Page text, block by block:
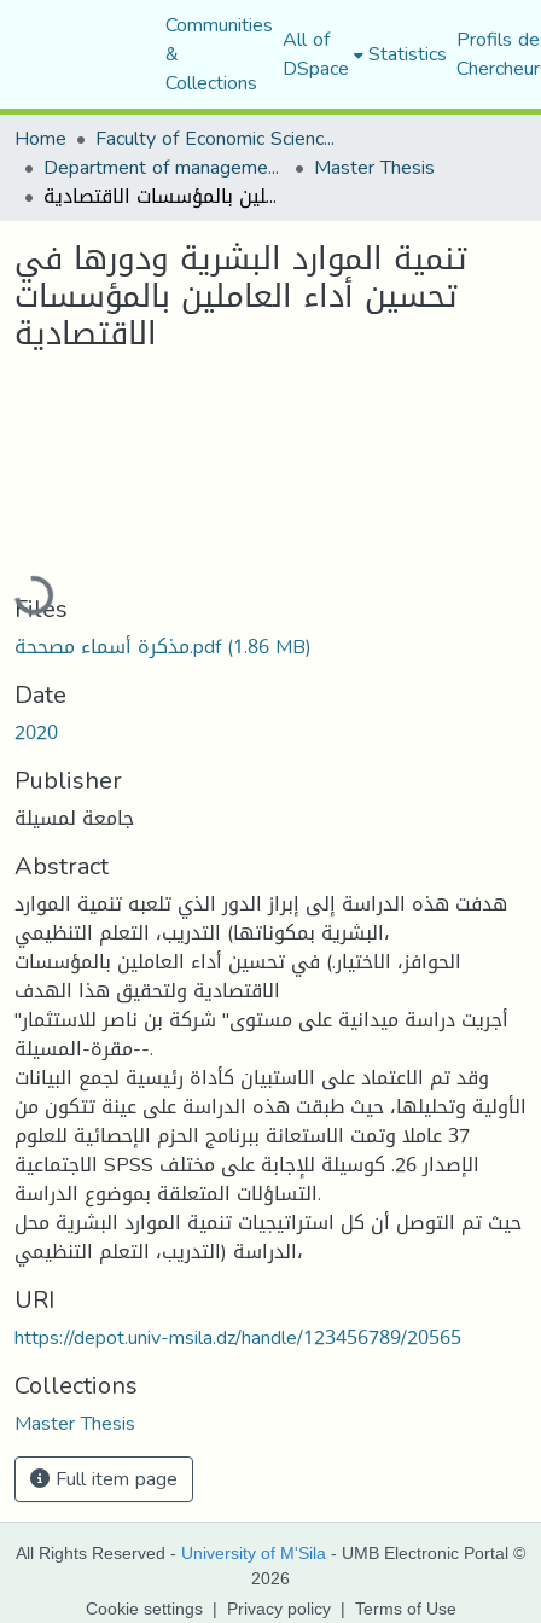
Communities
&
Collections
All of
DSpace Statistics Profils
Home
Faculty of Economic Sciences, Commerce and Management Sciences
Department of management sciences Master Thesis
تنمية الموارد البشرية ودورها في تحسين أداء العاملين بالمؤسسات الاقتصادية
تنمية الموارد البشرية ودورها في
تحسين أداء العاملين بالمؤسسات
الاقتصادية
Loading...
Files
مذكرة أسماء مصححة.pdf(1.86 MB)
Date
2020
Publisher
جامعة لمسيلة
Abstract
هدفت هذه الدراسة إلى إبراز الدور الذي تلعبه تنمية الموارد
البشرية بمكوناتها) التدريب، التعلم التنظيمي،
الحوافز، الاختيار.) في تحسين أداء العاملين بالمؤسسات
الاقتصادية ولتحقيق هذا الهدف
أجريت دراسة ميدانية على مستوى" شركة بن ناصر للاستثمار"
-مقرة-المسيلة-.
وقد تم الاعتماد على الاستبيان كأداة رئيسية لجمع البيانات
الأولية وتحليلها، حيث طبقت هذه الدراسة على عينة تتكون من
37 عاملا وتمت الاستعانة ببرنامج الحزم الإحصائية للعلوم
الاجتماعية SPSS الإصدار 26. كوسيلة للإجابة على مختلف
التساؤلات المتعلقة بموضوع الدراسة.
حيث تم التوصل أن كل استراتيجيات تنمية الموارد البشرية محل
الدراسة (التدريب، التعلم التنظيمي،
URI
https://depot.univ-msila.dz/handle/123456789/20565
Collections
Master Thesis
Full item page
All Rights Reserved - University of M'Sila - UMB Electronic Portal ©
2026
Cookie settings | Privacy policy | Terms of Use